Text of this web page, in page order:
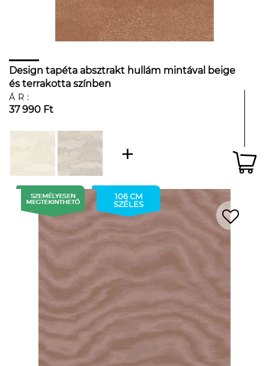
Design tapéta absztrakt hullám mintával beige
és terrakotta színben
ÁR:
37 990 Ft
106 CM
SZÉLES